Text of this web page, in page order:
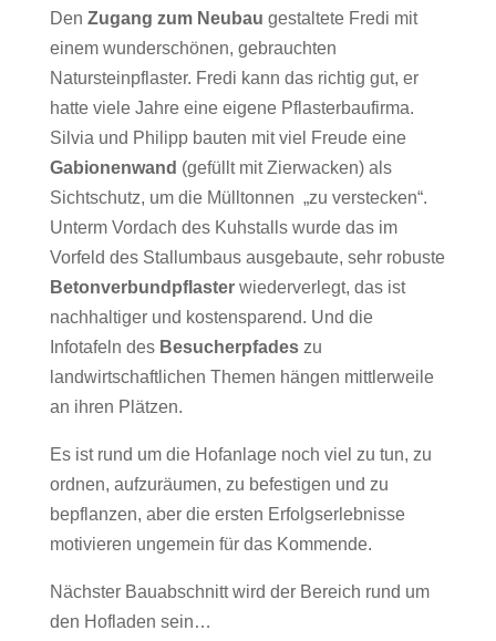
Den Zugang zum Neubau gestaltete Fredi mit
einem wunderschönen, gebrauchten
Natursteinpflaster. Fredi kann das richtig gut, er
hatte viele Jahre eine eigene Pflasterbaufirma.
Silvia und Philipp bauten mit viel Freude eine
Gabionenwand (gefüllt mit Zierwacken) als
Sichtschutz, um die Mülltonnen „zu verstecken“.
Unterm Vordach des Kuhstalls wurde das im
Vorfeld des Stallumbaus ausgebaute, sehr robuste
Betonverbundpflasterwiederverlegt, das ist
nachhaltiger und kostensparend. Und die
Infotafeln des Besucherpfadeszu
landwirtschaftlichen Themen hängen mittlerweile
an ihren Plätzen.
Es ist rund um die Hofanlage noch viel zu tun, zu
ordnen, aufzuräumen, zu befestigen und zu
bepflanzen, aber die ersten Erfolgserlebnisse
motivieren ungemein für das Kommende.
Nächster Bauabschnitt wird der Bereich rund um
den Hofladen sein…